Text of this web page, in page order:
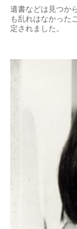
遺書などは見つか
も乱れはなかった
定されました。